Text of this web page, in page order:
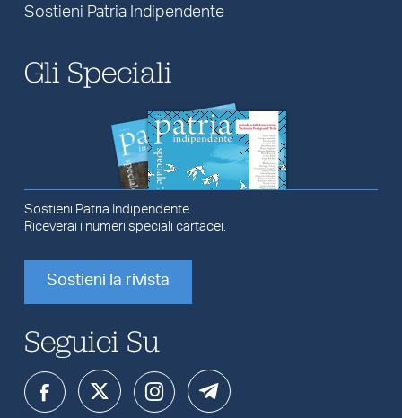
Sostieni Patria Indipendente
Gli Speciali
Sostieni Patria Indipendente.
Riceverai i numeri speciali cartacei.
Sostieni la rivista
Seguici Su